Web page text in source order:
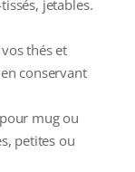
jetables.
thés et
conservant
mug ou
petites ou